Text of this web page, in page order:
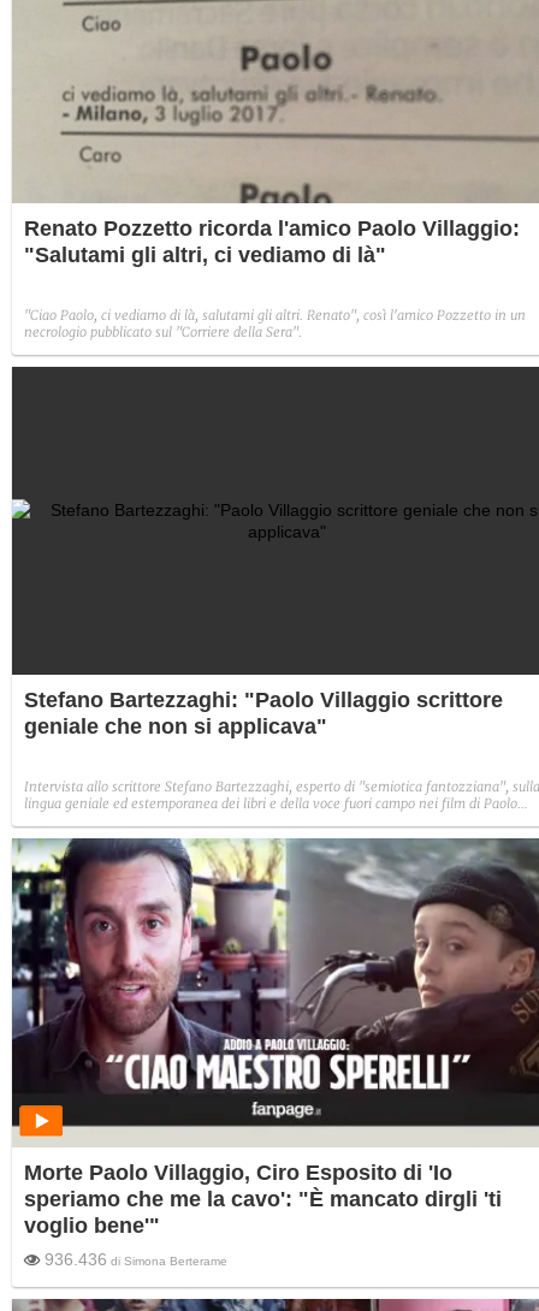
Renato Pozzetto ricorda l'amico Paolo Villaggio:
"Salutami gli altri, ci vediamo di là"
"Ciao Paolo, ci vediamo di là, salutami gli altri. Renato", così l'amico Pozzetto in un
necrologio pubblicato sul "Corriere della Sera".
Stefano Bartezzaghi: "Paolo Villaggio scrittore
geniale che non si applicava"
Intervista allo scrittore Stefano Bartezzaghi, esperto di "semiotica fantozziana", sulla
lingua geniale ed estemporanea dei libri e della voce fuori campo nei film di Paolo
Morte Paolo Villaggio, Ciro Esposito di 'Io
speriamo che me la cavo': "È mancato dirgli 'ti
voglio bene'"
936.436 di Simona Berterame